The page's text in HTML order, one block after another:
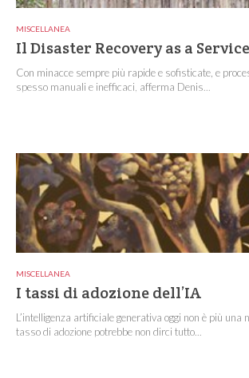
MISCELLANEA
Il Disaster Recovery as a
Con minacce sempre più rapide e sofisticate, e
spesso manuali e inefficaci, afferma Denis...
MISCELLANEA
I tassi di adozione dell’IA
L’intelligenza artificiale generativa oggi non è più una
tasso di adozione potrebbe non dirci tutto...